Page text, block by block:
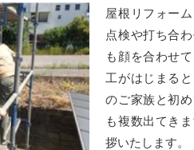
屋根リフォー
点検や打ち合
も顔を合わせ
工がはじまる
のご家族と初
も複数出てき
拶いたします。